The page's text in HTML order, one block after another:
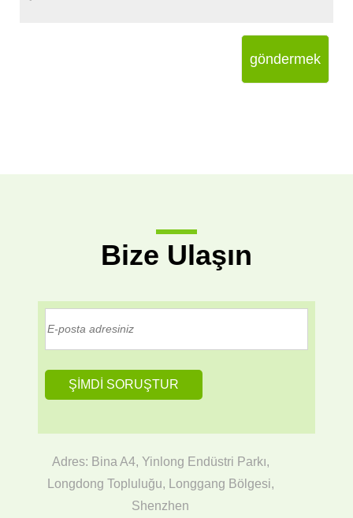
göndermek
Bize Ulaşın
Adres: Bina A4, Yinlong Endüstri Parkı,
Longdong Topluluğu, Longgang Bölgesi,
Shenzhen